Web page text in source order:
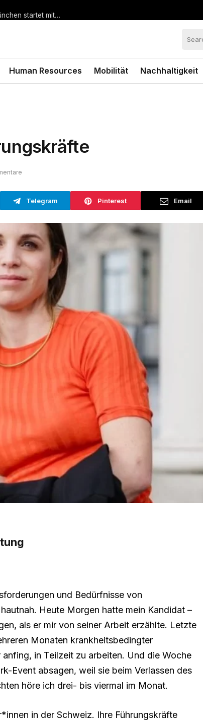
Hohe Nachfrage nach vorgezogenem Bestellstart: BMW Werk München startet mit steiler Anlaufkurve die Serienproduktion des BMW i3*
Human Resources Mobilität Nachhaltigkeit
Telegram Pinterest Email
und Bedürfnisse von
Heute Morgen hatte mein Kandidat –
als er mir von seiner Arbeit erzählte. Letzte
Monaten krankheitsbedingter
in Teilzeit zu arbeiten. Und die Woche
Event absagen, weil sie beim Verlassen des
höre ich drei- bis viermal im Monat.
in der Schweiz. Ihre Führungskräfte